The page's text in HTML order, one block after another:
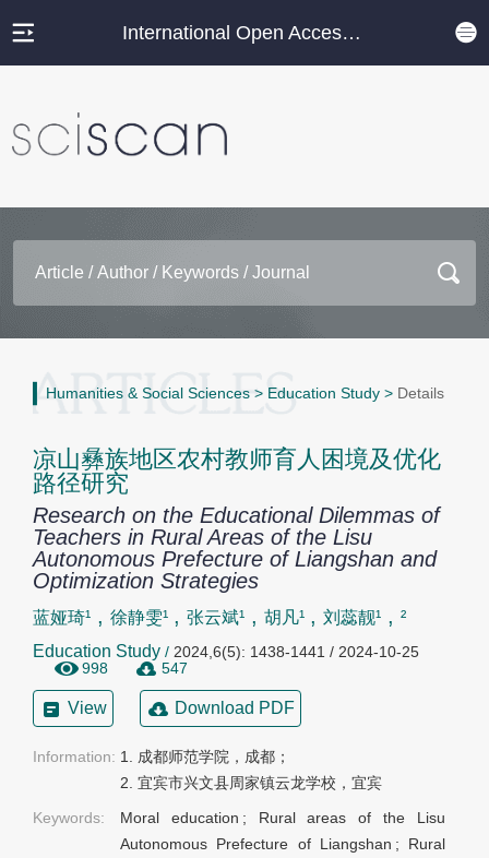
International Open Access Journal Platform
Humanities & Social Sciences > Education Study > Details
凉山彝族地区农村教师育人困境及优化
路径研究
Research on the Educational Dilemmas of
Teachers in Rural Areas of the Lisu
Autonomous Prefecture of Liangshan and
Optimization Strategies
蓝娅琦¹ , 徐静雯¹ ,张云斌¹ , 胡凡¹ ,刘蕊靓¹ , ²
Education Study / 2024,6(5): 1438-1441 / 2024-10-25
998
547
View Download PDF
Information: 1. 成都师范学院，成都；
2. 宜宾市兴文县周家镇云龙学校，宜宾
Keywords:
Moral education ; Rural areas of the Lisu
Autonomous Prefecture of Liangshan ; Rural